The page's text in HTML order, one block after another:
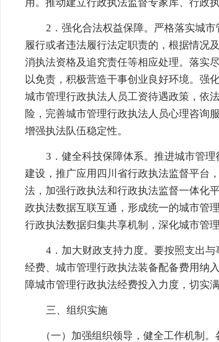
用。推动建立行政执法监督专家库、行政
2 ．强化合法权益保障。严格落实城
履行或者违法履行法定职责的，根据情况
消执法资格及追究责任等相应处理。落实
以免责，积极营造干事创业良好环境。强
城市管理行政执法人员工资待遇政策，依
险，完善城市管理行政执法人员心理咨询
增强执法队伍稳定性。
3 ．健全科技保障体系。推进城市管
建设，推广应用四川省行政执法监督平台
法，加强行政执法和行政执法监督一体化
政执法数据互联互通，形成统一的城市管
行政执法数据归集共享机制，深化城市管
4．加大财政支持力度。要按照支出
经费、城市管理行政执法装备配备费用纳
障城市管理行政执法经费投入力度，切实
三、组织实施
（一）加强组织领导，健全工作机制 。